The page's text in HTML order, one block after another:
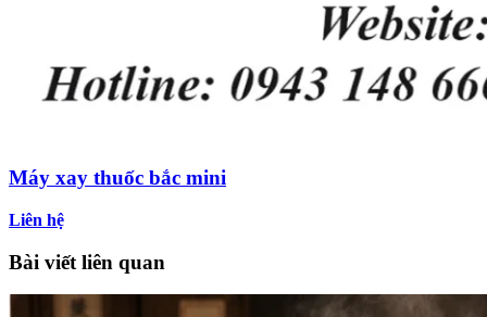
Máy xay thuốc bắc mini
Liên hệ
Bài viết liên quan